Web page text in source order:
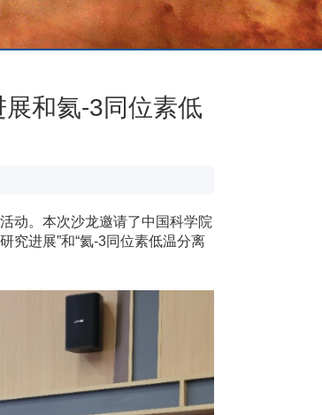
展和氦-3同位素低
动。本次沙龙邀请了中国科学院
究进展”和“氦-3同位素低温分离